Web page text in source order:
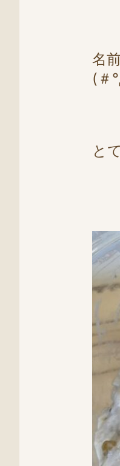
名
(＃
と